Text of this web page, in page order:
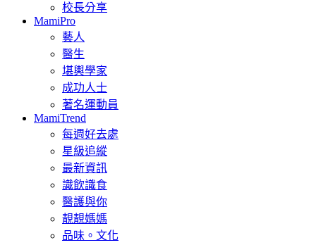
校長分享
MamiPro
藝人
醫生
堪輿學家
成功人士
著名運動員
MamiTrend
每週好去處
星級追縱
最新資訊
識飲識食
醫護與你
靚靚媽媽
品味。文化